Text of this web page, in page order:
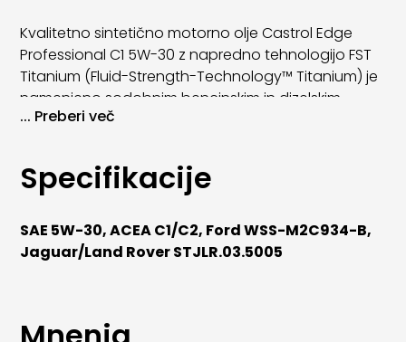
Kvalitetno sintetično motorno olje Castrol Edge
Professional C1 5W-30 z napredno tehnologijo FST
Titanium (Fluid-Strength-Technology™ Titanium) je
namenjeno sodobnim bencinskim in dizelskim
motorjem, ki potrebujejo premium lahko tekoče olje
jim omogoča doseganje največje moči in najboljšo
zaščito tudi pri največjih obremenitvah.
Prednosti motornega olja Castrol Edge
Professional C1 5W-30
omogoča razvijanje največje moči motorja in
... Preberi več
Specifikacije
SAE 5W-30, ACEA C1/C2, Ford WSS-M2C934-B,
Jaguar/Land Rover STJLR.03.5005